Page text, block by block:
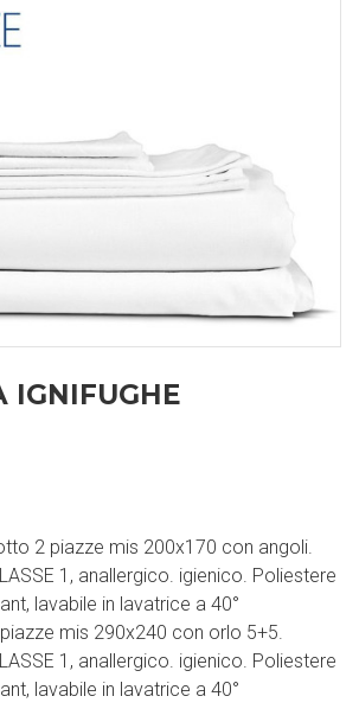
IGNIFUGHE
2 piazze mis 200x170 con angoli.
1, anallergico. igienico. Poliestere
lavabile in lavatrice a 40°
mis 290x240 con orlo 5+5.
1, anallergico. igienico. Poliestere
lavabile in lavatrice a 40°